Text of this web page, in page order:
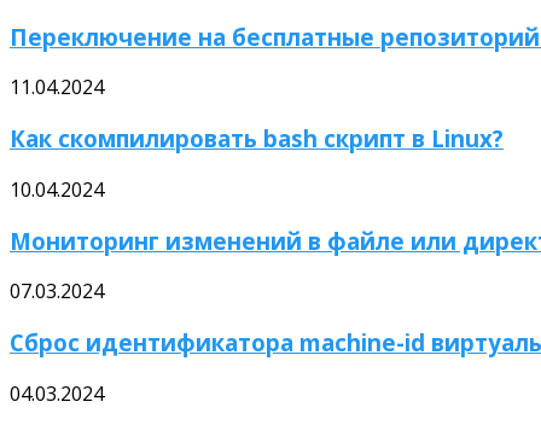
Переключение на бесплатные репозиторий
11.04.2024
Как скомпилировать bash скрипт в Linux?
10.04.2024
Мониторинг изменений в файле или
07.03.2024
Сброс идентификатора machine-id
04.03.2024